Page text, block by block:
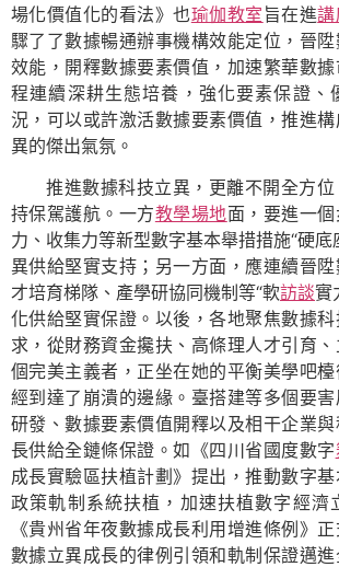
場化價值化的看法》也瑜伽教室 旨在進
驟了了數據暢通辦事機構效能定位，晉
效能，開釋數據要素價值，加速繁華數
程連續深耕生態培養，強化要素保證、
況，可以或許激活數據要素價值，推進
異的傑出氣氛。
推進數據科技立異，更離不開全方
持保駕護航。一方教學場地面，要進一
力、收集力等新型數字基本舉措措施“硬底
異供給堅實支持；另一方面，應連續晉
才培育梯隊、產學研協同機制等“軟訪談實
化供給堅實保證。以後，各地聚焦數據
求，從財務資金攙扶、高條理人才引育
個完美主義者，正坐在她的平衡美學吧
經到達了崩潰的邊緣。臺搭建等多個要
研發、數據要素價值開釋以及相干企業
長供給全鏈條保證。如《四川省國度數字
成長實驗區扶植計劃》提出，推動數字
政策軌制系統扶植，加速扶植數字經濟
《貴州省年夜數據成長利用增進條例》
數據立異成長的律例引領和軌制保證邁進